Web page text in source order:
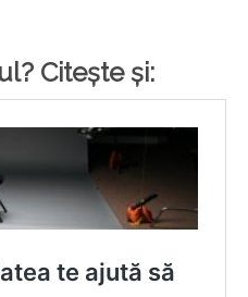
Citește și: